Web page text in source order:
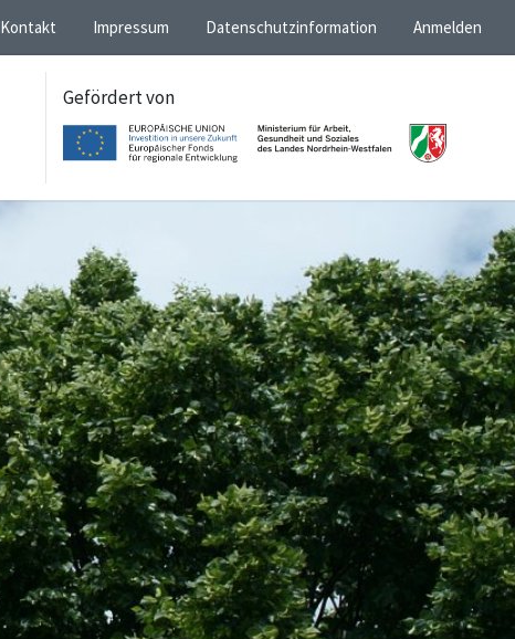
Kontakt Impressum Datenschutzinformation Anmelden
Gefördert von